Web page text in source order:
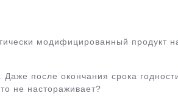
модифицированный продукт
Даже после окончания срока
не настораживает?